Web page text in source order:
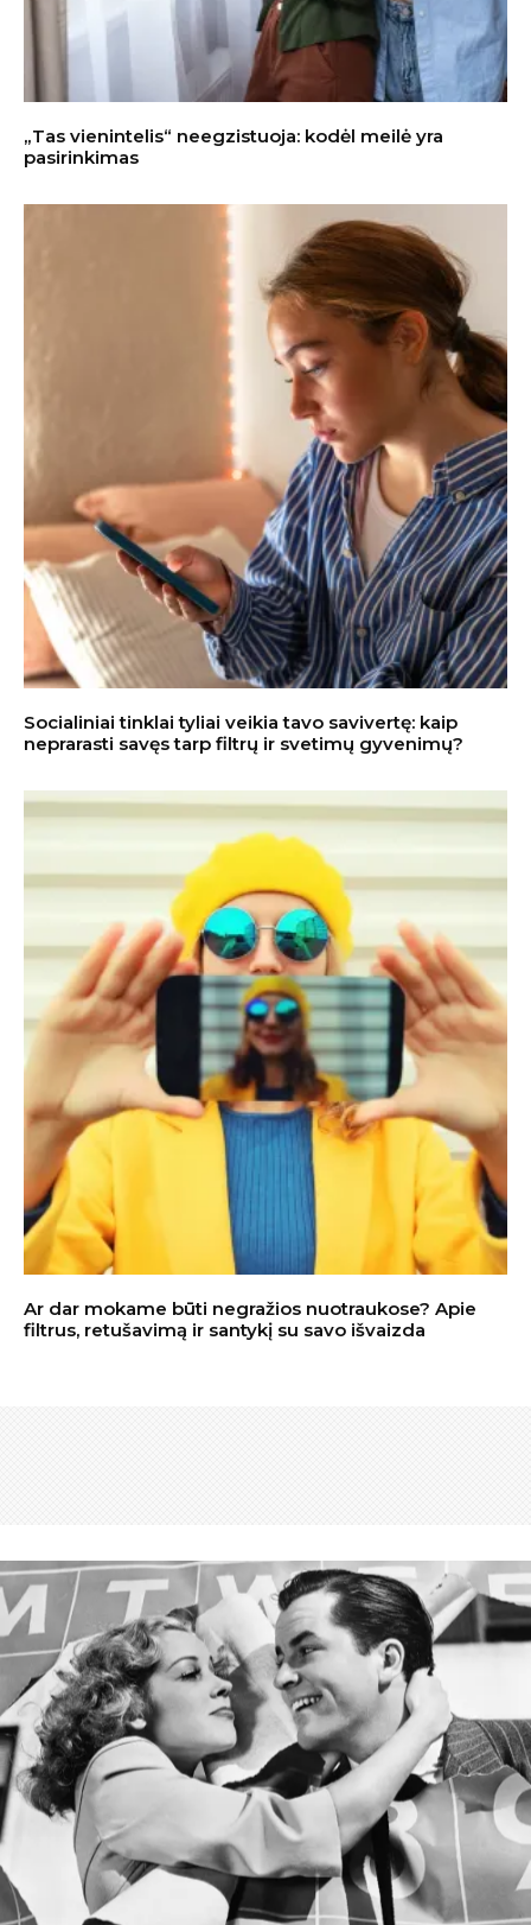
„Tas vienintelis“ neegzistuoja: kodėl meilė yra
pasirinkimas
Socialiniai tinklai tyliai veikia tavo savivertę: kaip
neprarasti savęs tarp filtrų ir svetimų gyvenimų?
Ar dar mokame būti negražios nuotraukose? Apie
filtrus, retušavimą ir santykį su savo išvaizda